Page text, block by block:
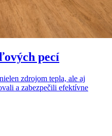
pecí
zdrojom tepla, ale aj
a zabezpečili efektívne